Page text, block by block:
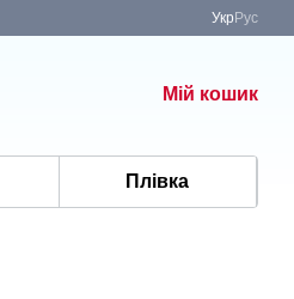
Укр Рус
Мій кошик
Плівка